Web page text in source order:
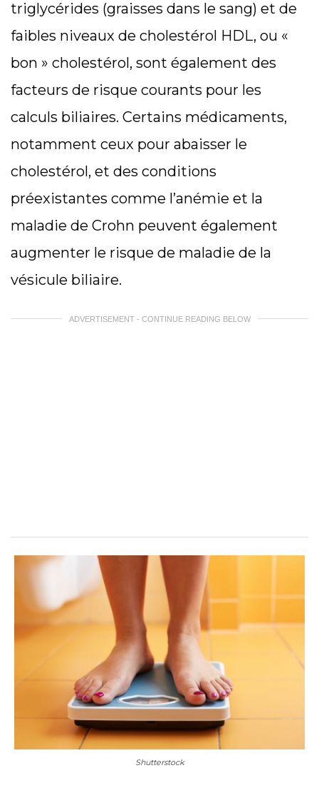
triglycérides (graisses dans le sang) et de
faibles niveaux de cholestérol HDL, ou «
bon » cholestérol, sont également des
facteurs de risque courants pour les
calculs biliaires. Certains médicaments,
notamment ceux pour abaisser le
cholestérol, et des conditions
préexistantes comme l’anémie et la
maladie de Crohn peuvent également
augmenter le risque de maladie de la
vésicule biliaire.
ADVERTISEMENT - CONTINUE READING BELOW
Shutterstock